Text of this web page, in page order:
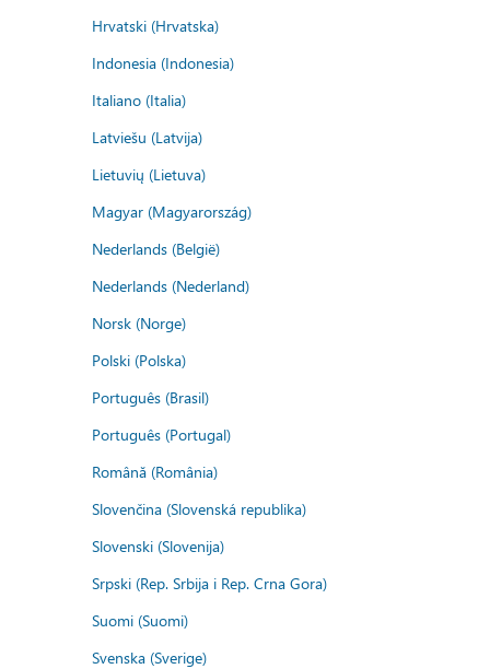
Hrvatski (Hrvatska)
Indonesia (Indonesia)
Italiano (Italia)
Latviešu (Latvija)
Lietuvių (Lietuva)
Magyar (Magyarország)
Nederlands (België)
Nederlands (Nederland)
Norsk (Norge)
Polski (Polska)
Português (Brasil)
Português (Portugal)
Română (România)
Slovenčina (Slovenská republika)
Slovenski (Slovenija)
Srpski (Rep. Srbija i Rep. Crna Gora)
Suomi (Suomi)
Svenska (Sverige)